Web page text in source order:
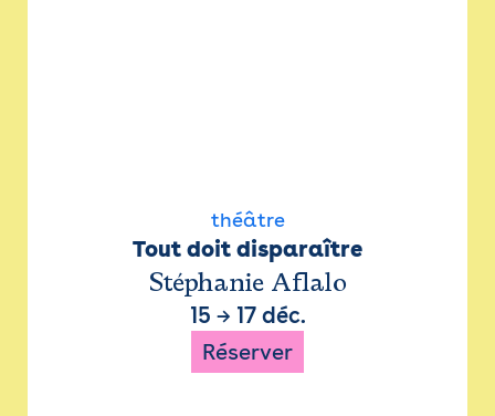
théâtre
Tout doit disparaître
Stéphanie Aflalo
15 → 17 déc.
Réserver